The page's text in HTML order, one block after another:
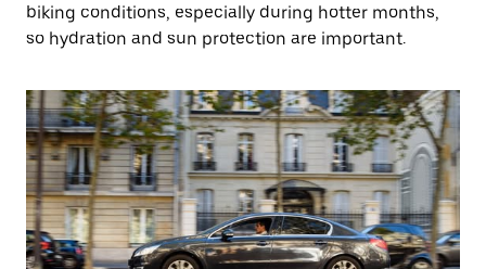
biking conditions, especially during hotter months,
so hydration and sun protection are important.